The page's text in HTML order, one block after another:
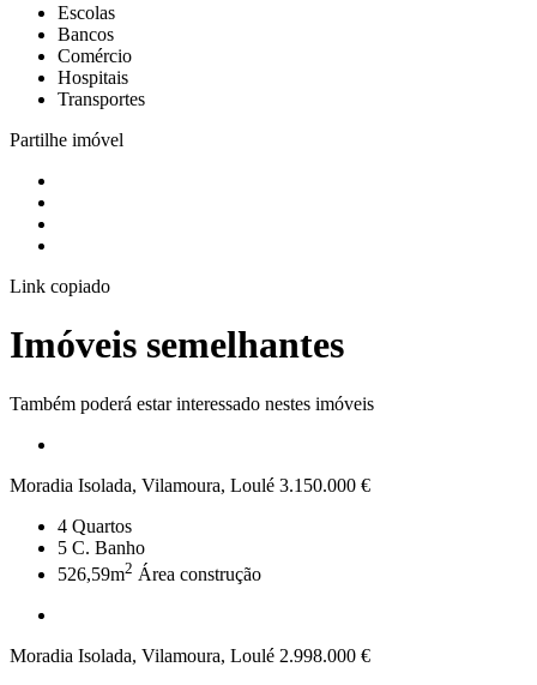
Escolas
Bancos
Comércio
Hospitais
Transportes
Partilhe imóvel
Link copiado
Imóveis semelhantes
Também poderá estar interessado nestes imóveis
Moradia Isolada, Vilamoura, Loulé 3.150.000 €
4 Quartos
5 C. Banho
526,59m2 Área construção
Moradia Isolada, Vilamoura, Loulé 2.998.000 €